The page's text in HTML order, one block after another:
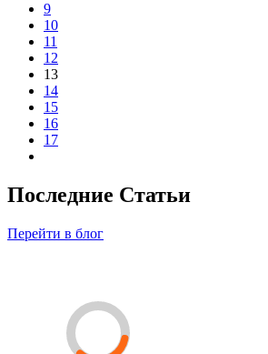
9
10
11
12
13
14
15
16
17
Последние Статьи
Перейти в блог